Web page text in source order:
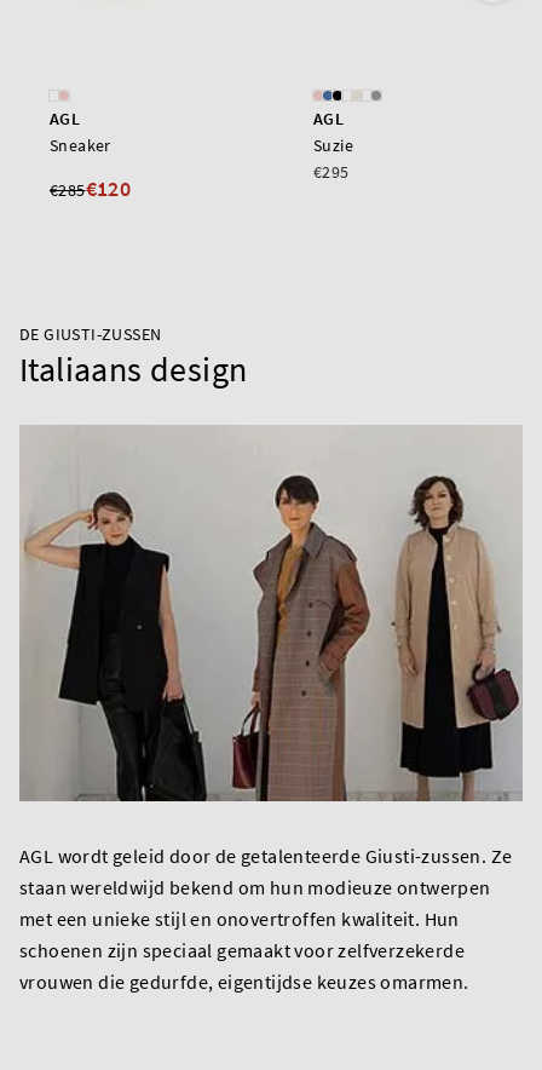
AGL
Sneaker
€285€120
AGL
Suzie
€295
DE GIUSTI-ZUSSEN
Italiaans design
AGL wordt geleid door de getalenteerde Giusti-zussen. Ze
staan wereldwijd bekend om hun modieuze ontwerpen
met een unieke stijl en onovertroffen kwaliteit. Hun
schoenen zijn speciaal gemaakt voor zelfverzekerde
vrouwen die gedurfde, eigentijdse keuzes omarmen.